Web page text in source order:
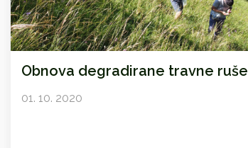
Obnova degradirane travne ruše
01. 10. 2020